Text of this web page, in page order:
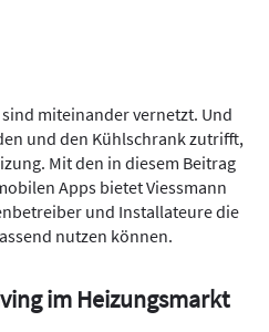
miteinander vernetzt. Und
und den Kühlschrank zutrifft,
Mit den in diesem Beitrag
Apps bietet Viessmann
und Installateure die
nutzen können.
im Heizungsmarkt